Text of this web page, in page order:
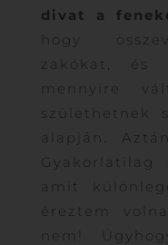
divat a
hogy
zakókat, és
mennyire
születhetnek
alapján.
Gyakorlatilag
amit
éreztem
nem!